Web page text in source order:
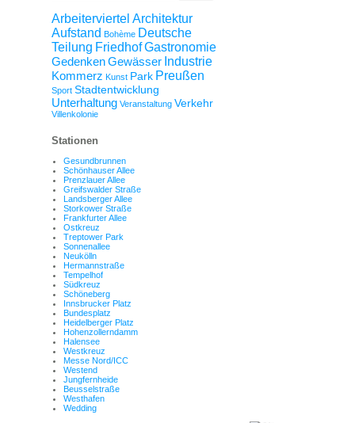
Arbeiterviertel Architektur
Aufstand Bohème Deutsche
Teilung FriedhofGastronomie
GedenkenGewässer Industrie
Kommerz Kunst Park Preußen
Sport Stadtentwicklung
Unterhaltung Veranstaltung Verkehr
Villenkolonie
Stationen
Gesundbrunnen
Schönhauser Allee
Prenzlauer Allee
Greifswalder Straße
Landsberger Allee
Storkower Straße
Frankfurter Allee
Ostkreuz
Treptower Park
Sonnenallee
Neukölln
Hermannstraße
Tempelhof
Südkreuz
Schöneberg
Innsbrucker Platz
Bundesplatz
Heidelberger Platz
Hohenzollerndamm
Halensee
Westkreuz
Messe Nord/ICC
Westend
Jungfernheide
Beusselstraße
Westhafen
Wedding